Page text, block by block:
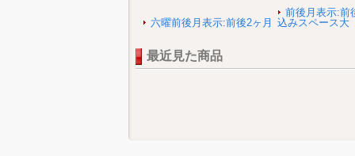
六曜前後月表示:前後2ヶ月
前後月表示:前
込みスペース大
最近見た商品